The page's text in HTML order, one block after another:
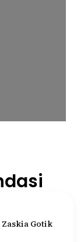
Gotik